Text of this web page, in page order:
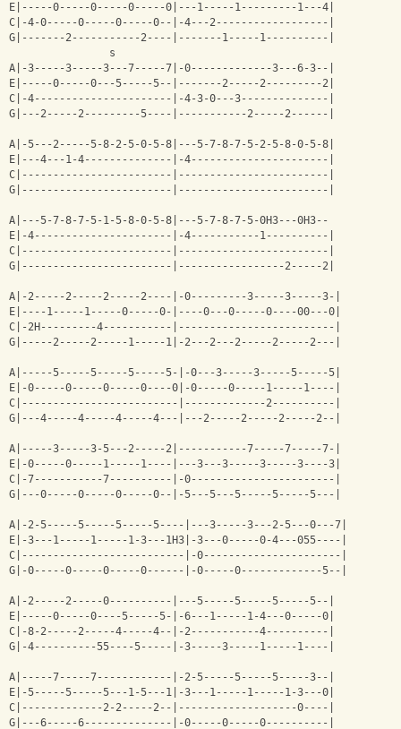
E|-----0-----0-----0-----0|---1-----1---------1---4|
C|-4-0-----0-----0-----0--|-4---2------------------|
G|-------2-----------2----|-------1-----1----------|
                s
A|-3-----3-----3---7-----7|-0-------------3---6-3--|
E|-----0-----0---5-----5--|-------2-----2---------2|
C|-4----------------------|-4-3-0---3--------------|
G|---2-----2---------5----|-----------2-----2------|
A|-5---2-----5-8-2-5-0-5-8|---5-7-8-7-5-2-5-8-0-5-8|
E|---4---1-4--------------|-4----------------------|
C|------------------------|------------------------|
G|------------------------|------------------------|
A|---5-7-8-7-5-1-5-8-0-5-8|---5-7-8-7-5-0Н3---0Н3--
E|-4----------------------|-4-----------1----------|
C|------------------------|------------------------|
G|------------------------|-----------------2-----2|
A|-2-----2-----2-----2----|-0---------3-----3-----3-|
E|----1-----1-----0-----0-|----0---0-----0----00---0|
C|-2Н---------4-----------|-------------------------|
G|-----2-----2-----1-----1|-2---2---2-----2-----2---|
A|-----5-----5-----5-----5-|-0---3-----3-----5-----5|
E|-0-----0-----0-----0----0|-0-----0-----1-----1----|
C|-------------------------|-------------2----------|
G|---4-----4-----4-----4---|---2-----2-----2-----2--|
A|-----3-----3-5---2-----2|-----------7-----7-----7-|
E|-0-----0-----1-----1----|---3---3-----3-----3----3|
C|-7-----------7----------|-0-----------------------|
G|---0-----0-----0-----0--|-5---5---5-----5-----5---|
A|-2-5-----5-----5-----5----|---3-----3---2-5---0---7|
E|-3---1-----1-----1-3---1Н3|-3---0-----0-4---055----|
C|--------------------------|-0----------------------|
G|-0-----0-----0-----0------|-0-----0-------------5--|
A|-2-----2-----0----------|---5-----5-----5-----5--|
E|-----0-----0----5-----5-|-6---1-----1-4---0-----0|
C|-8-2-----2-----4-----4--|-2-----------4----------|
G|-4----------55----5-----|-3-----3-----1-----1----|
A|-----7-----7------------|-2-5-----5-----5-----3--|
E|-5-----5-----5---1-5---1|-3---1-----1-----1-3---0|
C|-------------2-2-----2--|-------------------0----|
G|---6-----6--------------|-0-----0-----0----------|